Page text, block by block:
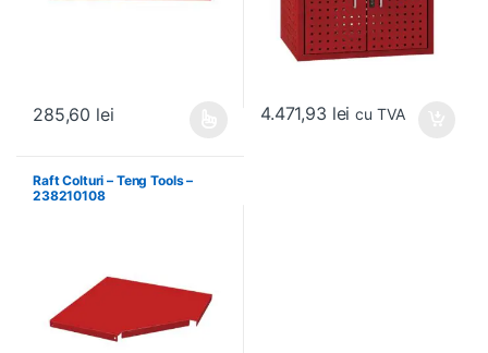
285,60 lei 4.471,93 lei cu TVA
Raft Colturi – Teng Tools –
238210108